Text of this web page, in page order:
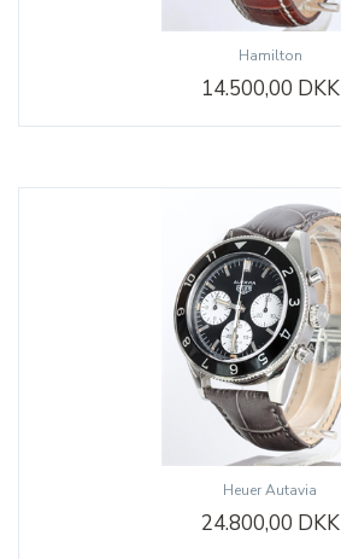
Hamilton
14.500,00 DKK
Heuer Autavia
24.800,00 DKK